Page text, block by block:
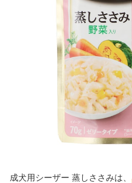
成犬用シーザー 蒸しささみは、